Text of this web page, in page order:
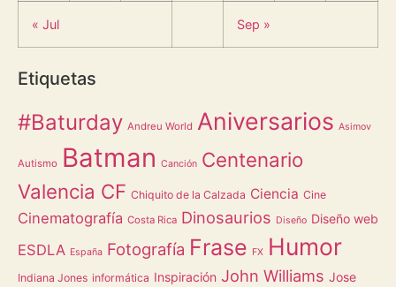
« Jul Sep »
Etiquetas
#Baturday Andreu World Aniversarios Asimov
Autismo Batman Canción Centenario
Valencia CF Chiquito de la Calzada Ciencia Cine
Cinematografía Costa Rica Dinosaurios Diseño Diseño web
ESDLA España Fotografía Frase FX Humor
Indiana Jones informática Inspiración John Williams Jose